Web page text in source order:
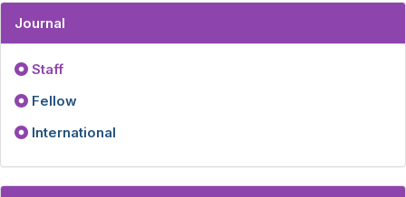
Journal
Staff
Fellow
International